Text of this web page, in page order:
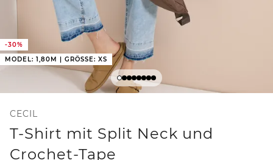
-30%
MODEL: 1,80M | GRÖSSE: XS
CECIL
T-Shirt mit Split Neck und
Crochet-Tape